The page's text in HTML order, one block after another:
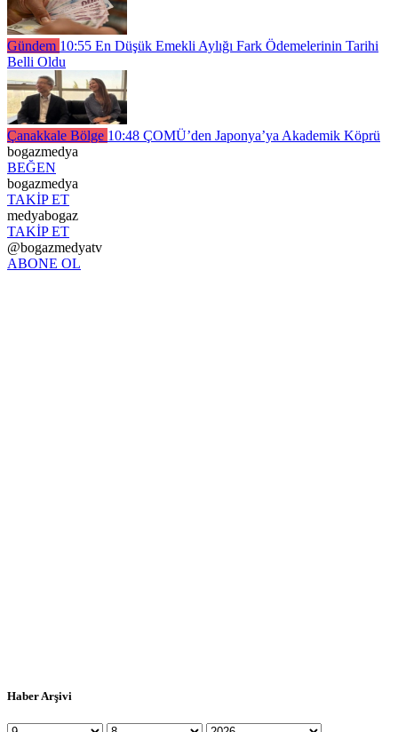
Gündem 10:55 En Düşük Emekli Aylığı Fark Ödemelerinin Tarihi
Belli Oldu
Çanakkale Bölge 10:48 ÇOMÜ’den Japonya’ya Akademik Köprü
bogazmedya
BEĞEN
bogazmedya
TAKİP ET
medyabogaz
TAKİP ET
@bogazmedyatv
ABONE OL
Haber Arşivi